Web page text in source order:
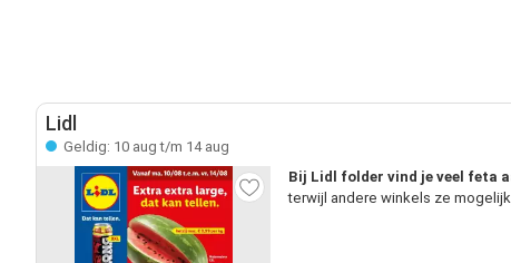
Lidl
Geldig: 10 aug t/m 14 aug
Bij Lidl folder vind je veel feta
terwijl andere winkels ze